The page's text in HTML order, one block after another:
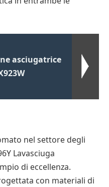
asciugatrice
nel settore degli
Lavasciuga
di eccellenza.
con materiali di